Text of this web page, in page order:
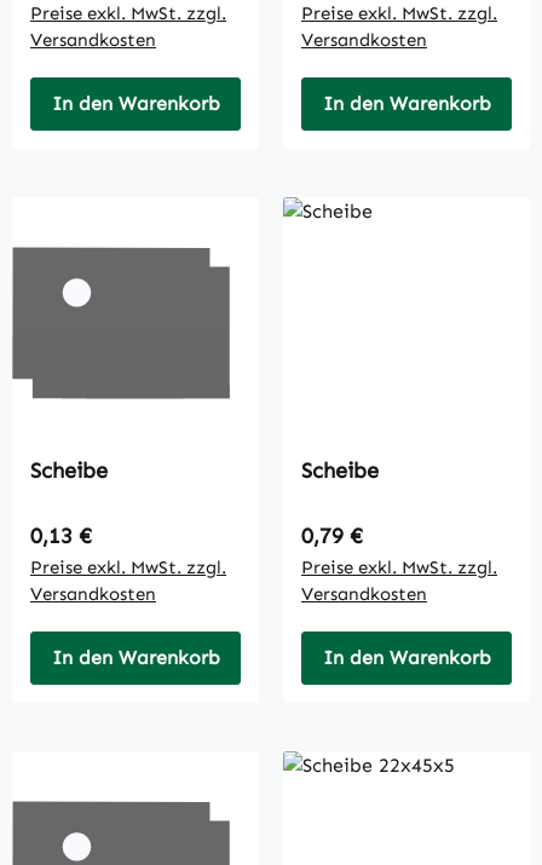
Preise exkl. MwSt. zzgl.
Versandkosten
In den Warenkorb
Preise exkl. MwSt. zzgl.
Versandkosten
In den Warenkorb
Scheibe
Regulärer Preis:
0,13 €
Preise exkl. MwSt. zzgl.
Versandkosten
In den Warenkorb
Scheibe
Regulärer Preis:
0,79 €
Preise exkl. MwSt. zzgl.
Versandkosten
In den Warenkorb